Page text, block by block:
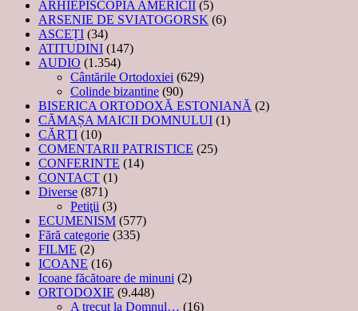
ARHIEPISCOPIA AMERICII (5)
ARSENIE DE SVIATOGORSK (6)
ASCEȚI (34)
ATITUDINI (147)
AUDIO (1.354)
Cântările Ortodoxiei (629)
Colinde bizantine (90)
BISERICA ORTODOXĂ ESTONIANĂ (2)
CĂMAȘA MAICII DOMNULUI (1)
CĂRȚI (10)
COMENTARII PATRISTICE (25)
CONFERINTE (14)
CONTACT (1)
Diverse (871)
Petiţii (3)
ECUMENISM (577)
Fără categorie (335)
FILME (2)
ICOANE (16)
Icoane făcătoare de minuni (2)
ORTODOXIE (9.448)
A trecut la Domnul… (16)